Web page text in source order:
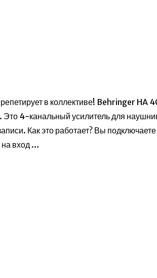
в коллективе! Behringer HA
Это 4-канальный усилитель для
Как это работает? Вы
на вход …